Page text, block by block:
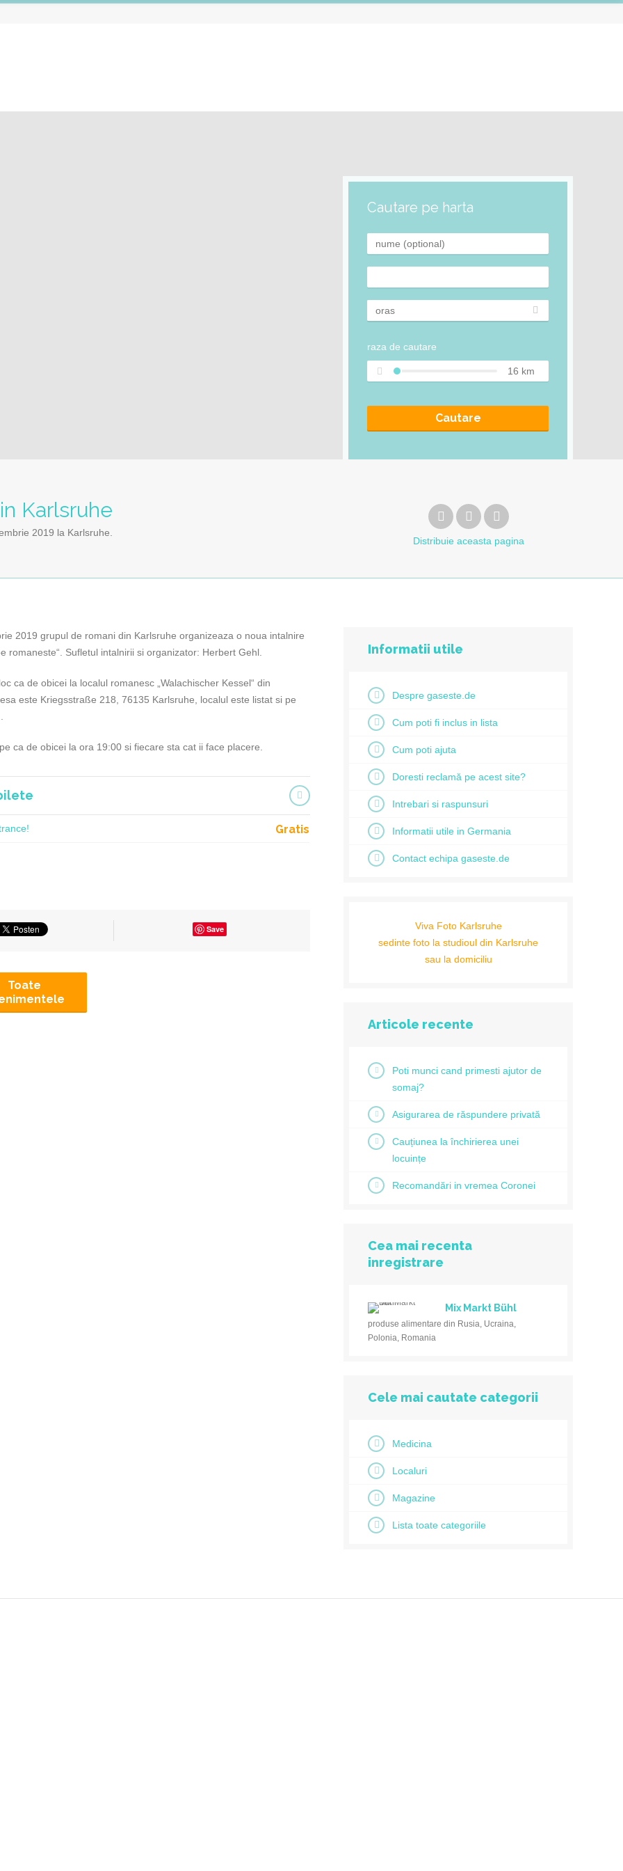
Cautare pe harta
raza de cautare
16 km
Cautare
Karlsruhe
2019 la Karlsruhe.
Distribuie aceasta pagina
2019 grupul de romani din Karlsruhe organizeaza o noua intalnire
romaneste“. Sufletul intalnirii si organizator: Herbert Gehl.
ca de obicei la localul romanesc „Walachischer Kessel“ din
este Kriegsstraße 218, 76135 Karlsruhe, localul este listat si pe
ca de obicei la ora 19:00 si fiecare sta cat ii face placere.
Gratis
Save
Toate
Informatii utile
Despre gaseste.de
Cum poti fi inclus in lista
Cum poti ajuta
Doresti reclamă pe acest site?
Intrebari si raspunsuri
Informatii utile in Germania
Contact echipa gaseste.de
Viva Foto Karlsruhe
sedinte foto la studioul din Karlsruhe
sau la domiciliu
Articole recente
Poti munci cand primesti ajutor de
somaj?
Asigurarea de răspundere privată
Cauțiunea la închirierea unei
locuințe
Recomandări in vremea Coronei
Cea mai recenta
inregistrare
Mix Markt Bühl
produse alimentare din Rusia, Ucraina,
Polonia, Romania
Cele mai cautate categorii
Medicina
Localuri
Magazine
Lista toate categoriile